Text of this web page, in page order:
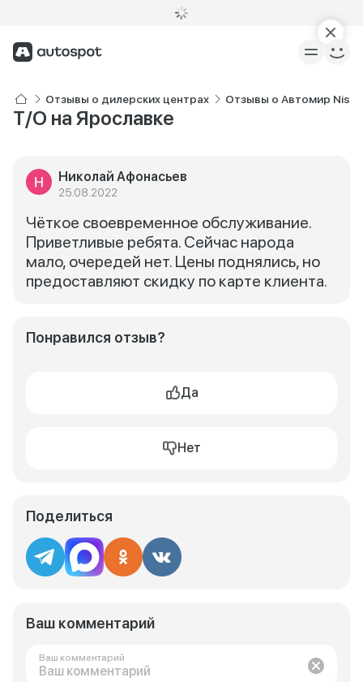
Отзывы о дилерских центрах Отзывы о Автомир
Т/О на Ярославке
Николай Афонасьев
25.08.2022
Чёткое своевременное обслуживание.
Приветливые ребята. Сейчас народа
мало, очередей нет. Цены поднялись, но
предоставляют скидку по карте клиента.
Понравился отзыв?
Да
Нет
Поделиться
Ваш комментарий
Ваш комментарий